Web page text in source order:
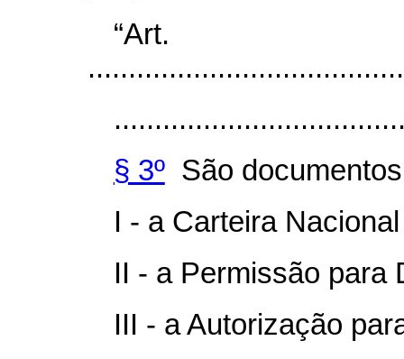
§ 3ºSão
I - a Carteira
II - a Permissão para
III - a Autorização